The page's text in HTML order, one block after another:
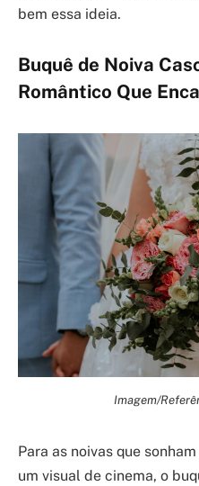
bem essa ideia.
Buquê de Noiva
Romântico Que
Imagem/
Para as noivas que
um visual de cinema, o